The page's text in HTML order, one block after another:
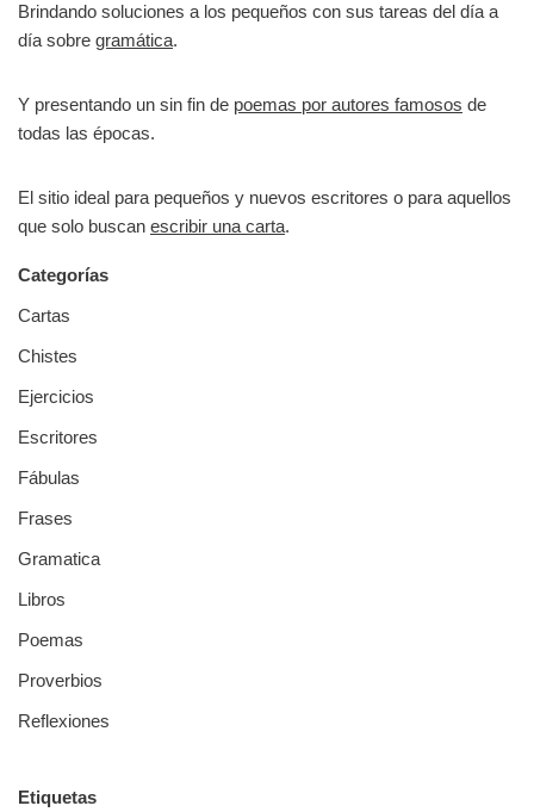
Brindando soluciones a los pequeños con sus tareas del día a
día sobre gramática.
Y presentando un sin fin de poemas por autores famosos de
todas las épocas.
El sitio ideal para pequeños y nuevos escritores o para aquellos
que solo buscan escribir una carta.
Categorías
Cartas
Chistes
Ejercicios
Escritores
Fábulas
Frases
Gramatica
Libros
Poemas
Proverbios
Reflexiones
Etiquetas